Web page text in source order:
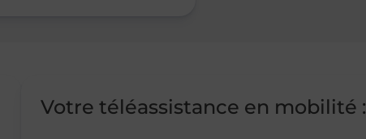
Votre téléassistance en mobilité :